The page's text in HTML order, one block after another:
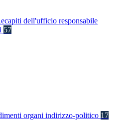
dell'ufficio responsabile
57
organi indirizzo-politico 17